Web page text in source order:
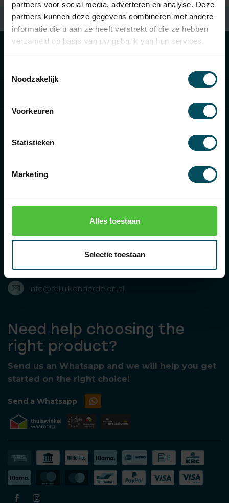
partners voor social media, adverteren en analyse. Deze
partners kunnen deze gegevens combineren met andere
informatie die u aan ze heeft verstrekt of die ze hebben
verzameld op basis van uw gebruik van hun services.
Noodzakelijk
Voorkeuren
Statistieken
Marketing
Alles toestaan
Selectie toestaan
Free returnswithin 14 days
Bolderweg 43, 8243 RD Lelystad, Nederland
088-3667373
info@rolluikonderdelen.nl
Need help choosing the
right product?
Send us an Whatsapp and we will help you get
started on the right choice!
Send a Whatsapp